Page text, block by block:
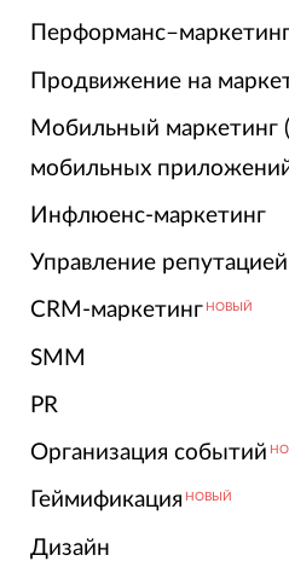
Продвижение на
Мобильный маркетинг
мобильных
Инфлюенс-маркетинг
Управление
CRM-маркетинг НОВЫЙ
SMM
PR
Организация событий
Геймификация НОВЫЙ
Дизайн